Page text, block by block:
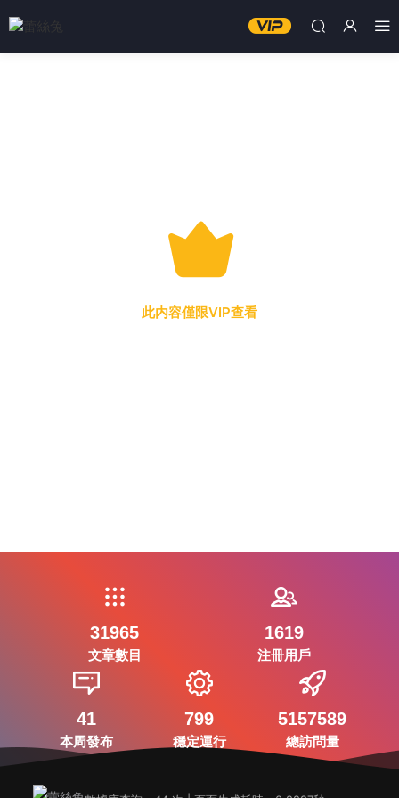
此内容僅限VIP查看
31965
文章數目
1619
注冊用戶
41
本周發布
799
穩定運行
5157589
總訪問量